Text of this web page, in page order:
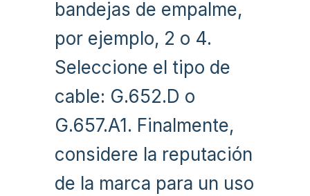
bandejas de empalme,
por ejemplo, 2 o 4.
Seleccione el tipo de
cable: G.652.D o
G.657.A1. Finalmente,
considere la reputación
de la marca para un uso